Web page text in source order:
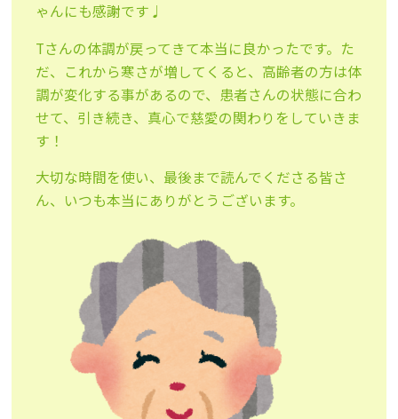
ゃんにも感謝です♩
Tさんの体調が戻ってきて本当に良かったです。た
だ、これから寒さが増してくると、高齢者の方は体
調が変化する事があるので、患者さんの状態に合わ
せて、引き続き、真心で慈愛の関わりをしていきま
す！
大切な時間を使い、最後まで読んでくださる皆さ
ん、いつも本当にありがとうございます。